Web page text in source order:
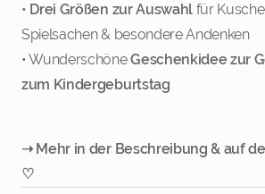
• Drei Größen zur Auswahl für
Spielsachen & besondere Andenken
• WunderschöneGeschenkidee zur
zum Kindergeburtstag
➝ Mehr in der Beschreibung & auf
♡